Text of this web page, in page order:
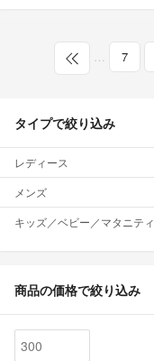
… 7
タイプで絞り込み
レディース
メンズ
キッズ／ベビー／マタニティ
商品の価格で絞り込み